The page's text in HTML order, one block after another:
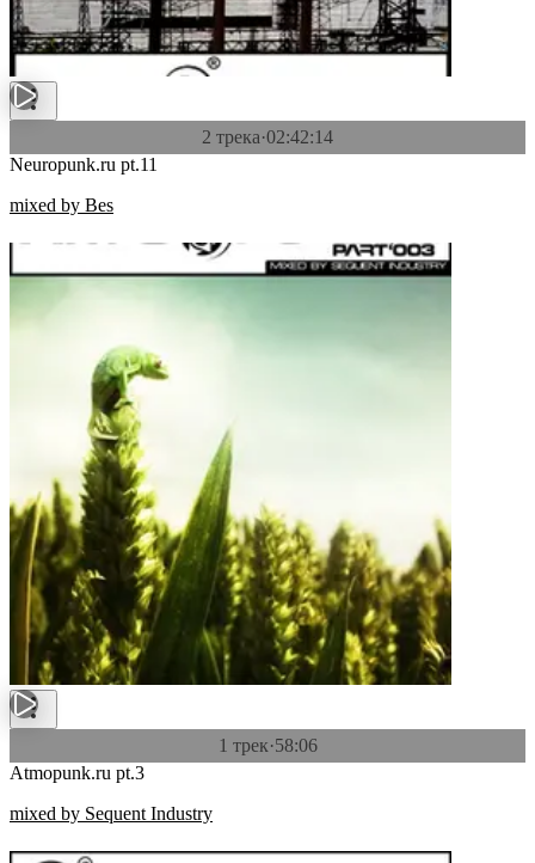
2 трека·02:42:14
Neuropunk.ru pt.11
mixed by Bes
1 трек·58:06
Atmopunk.ru pt.3
mixed by Sequent Industry